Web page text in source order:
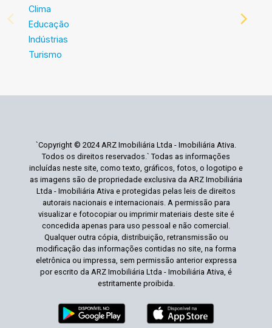
Clima
Educação
Indústrias
Turismo
`Copyright © 2024 ARZ Imobiliária Ltda - Imobiliária Ativa.
Todos os direitos reservados.` Todas as informações
incluídas neste site, como texto, gráficos, fotos, o logotipo e
as imagens são de propriedade exclusiva da ARZ Imobiliária
Ltda - Imobiliária Ativa e protegidas pelas leis de direitos
autorais nacionais e internacionais. A permissão para
visualizar e fotocopiar ou imprimir materiais deste site é
concedida apenas para uso pessoal e não comercial.
Qualquer outra cópia, distribuição, retransmissão ou
modificação das informações contidas no site, na forma
eletrônica ou impressa, sem permissão anterior expressa
por escrito da ARZ Imobiliária Ltda - Imobiliária Ativa, é
estritamente proibida.